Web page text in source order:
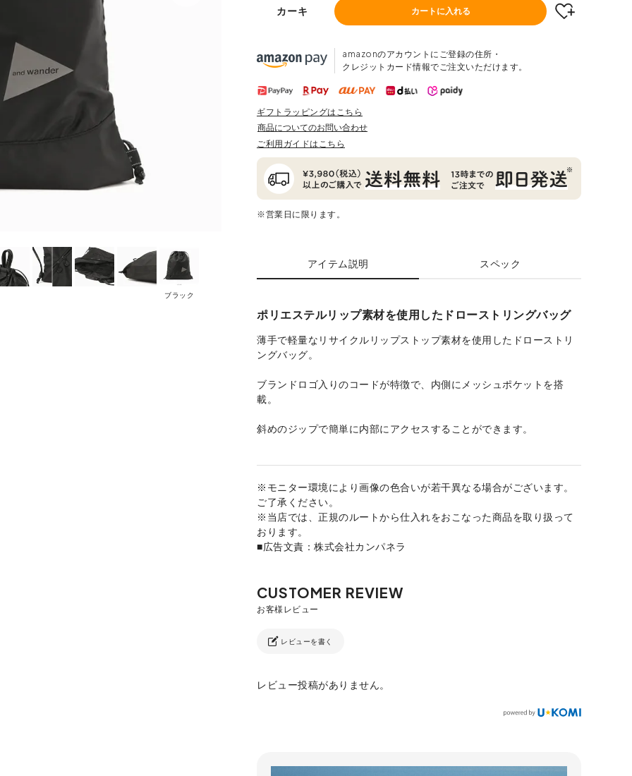
ブラック
カーキ カートに入れる
amazonのアカウントにご登録の住所・
クレジットカード情報でご注文いただけます。
ギフトラッピングはこちら
商品についてのお問い合わせ
ご利用ガイドはこちら
※営業日に限ります。
アイテム説明 スペック
ポリエステルリップ素材を使用したドローストリングバッグ
薄手で軽量なリサイクルリップストップ素材を使用したドローストリ
ングバッグ。
ブランドロゴ入りのコードが特徴で、内側にメッシュポケットを搭
載。
斜めのジップで簡単に内部にアクセスすることができます。
※モニター環境により画像の色合いが若干異なる場合がございます。
ご了承ください。
※当店では、正規のルートから仕入れをおこなった商品を取り扱って
おります。
■広告文責：株式会社カンパネラ
レビューを書く
レビュー投稿がありません。